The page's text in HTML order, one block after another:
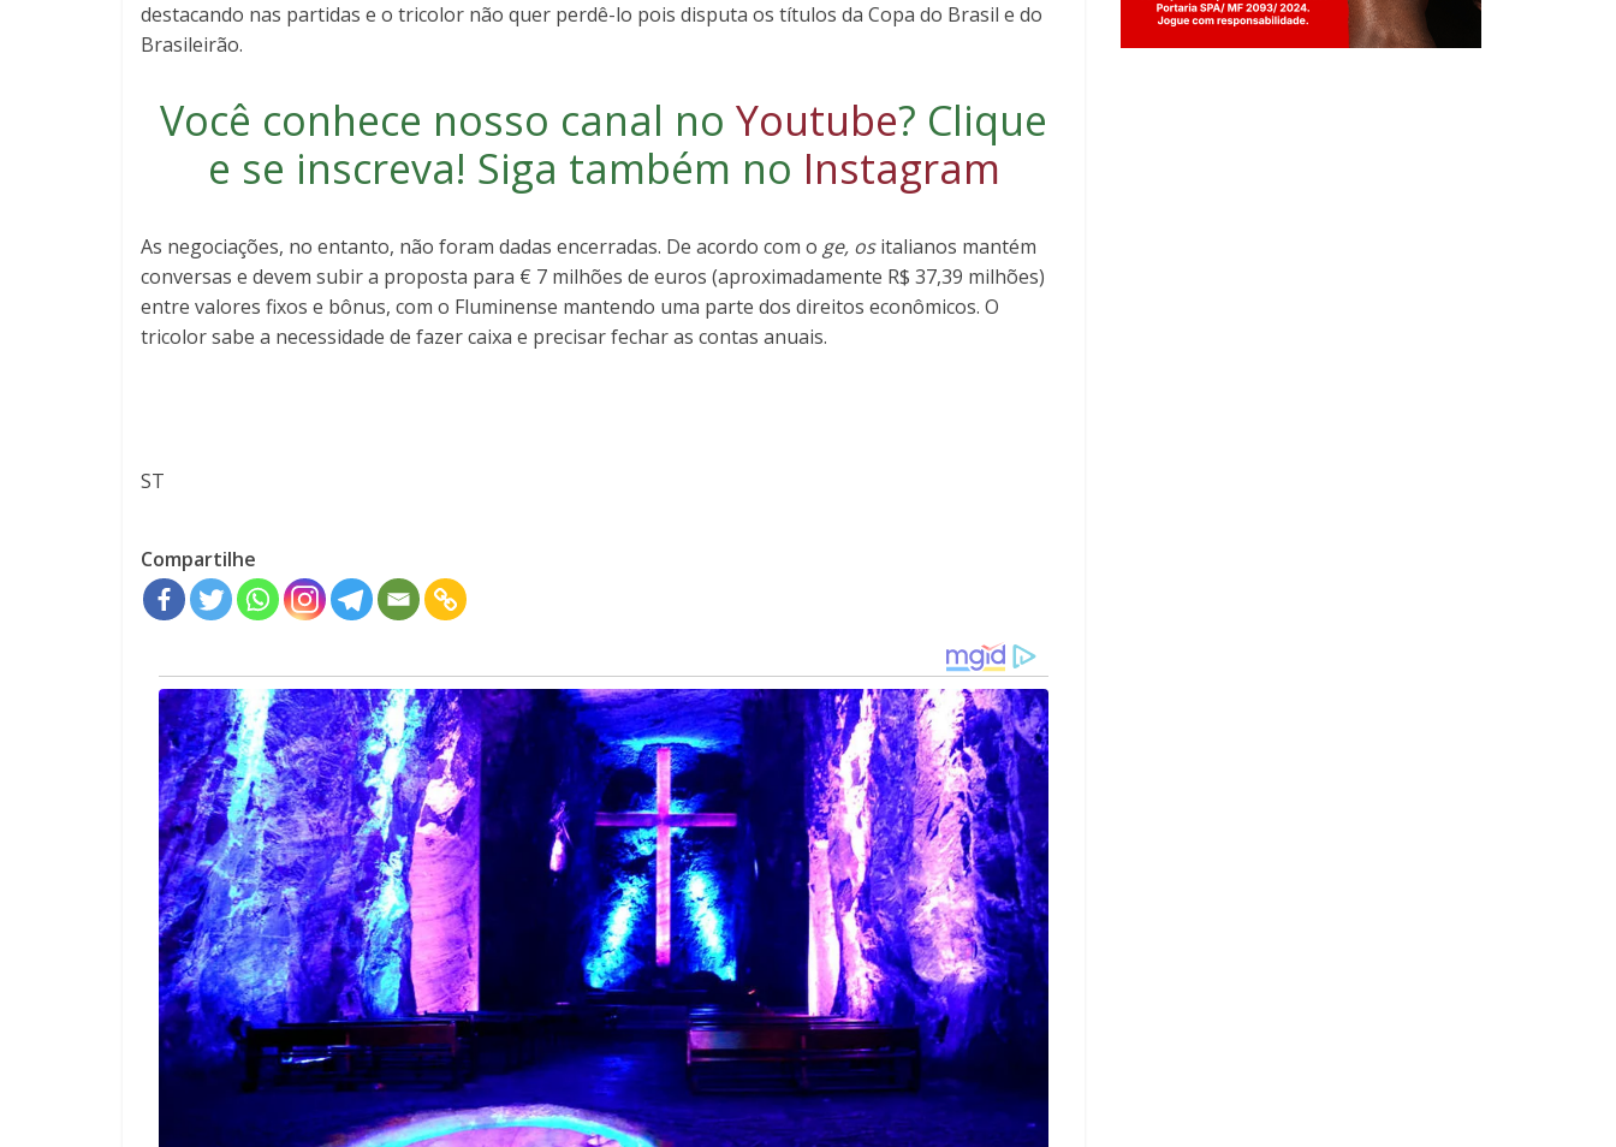
destacando nas partidas e o tricolor não quer perdê-lo pois disputa os títulos da Copa do Brasil e do
Brasileirão.
Você conhece nosso canal no Youtube? Clique
e se inscreva! Siga também no Instagram
As negociações, no entanto, não foram dadas encerradas. De acordo com o ge, ositalianos mantém
conversas e devem subir a proposta para € 7 milhões de euros (aproximadamente R$ 37,39 milhões)
entre valores fixos e bônus, com o Fluminense mantendo uma parte dos direitos econômicos. O
tricolor sabe a necessidade de fazer caixa e precisar fechar as contas anuais.
ST
Compartilhe
Jogue com responsabilidade. 18+